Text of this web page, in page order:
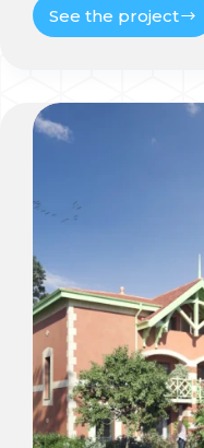
See the project